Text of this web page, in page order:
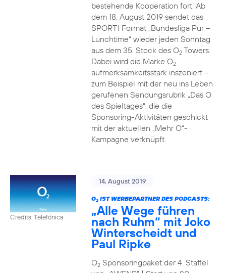
bestehende Kooperation fort: Ab
dem 18. August 2019 sendet das
SPORT1 Format „Bundesliga Pur –
Lunchtime“ wieder jeden Sonntag
aus dem 35. Stock des O2Towers.
Dabei wird die Marke O2
aufmerksamkeitsstark inszeniert –
zum Beispiel mit der neu ins Leben
gerufenen Sendungsrubrik „Das O
des Spieltages“, die die
Sponsoring-Aktivitäten geschickt
mit der aktuellen „Mehr O“-
Kampagne verknüpft.
Credits: Telefónica
14. August 2019
O2IST WERBEPARTNER DES PODCASTS:
„Alle Wege führen
nach Ruhm“ mit Joko
Winterscheidt und
Paul Ripke
O2Sponsoringpaket der 4. Staffel